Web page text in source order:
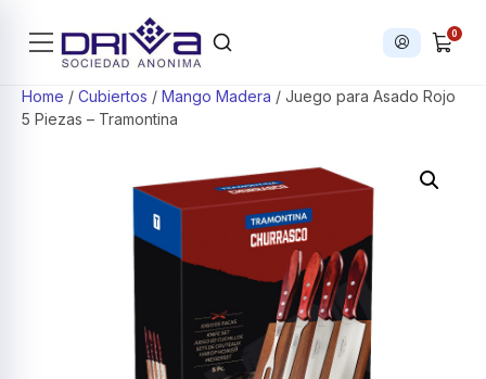
Iniciar
0
Home / Cubiertos / Mango Madera / Juego para Asado Rojo
5 Piezas – Tramontina